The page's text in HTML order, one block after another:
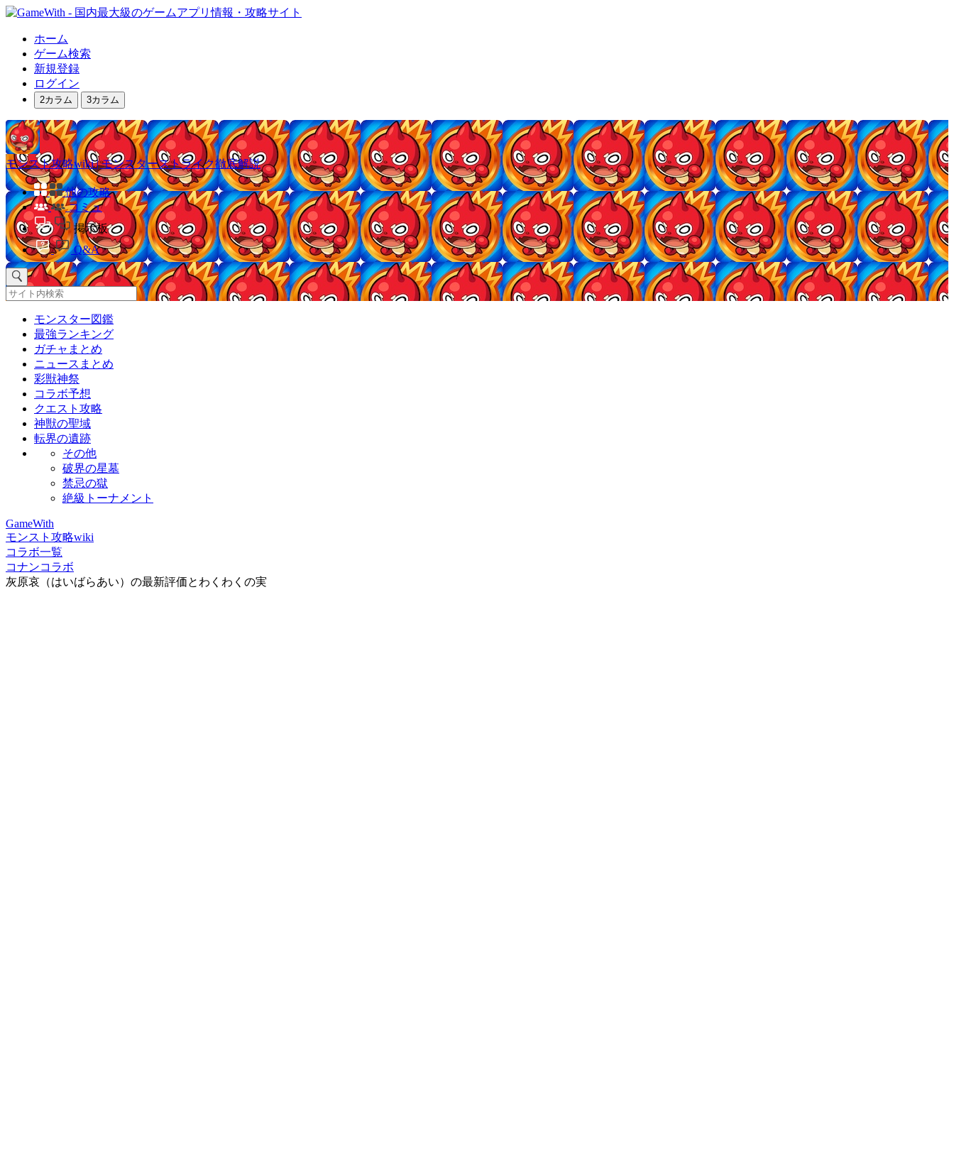
ホーム
ゲーム検索
新規登録
ログイン
2カラム 3カラム
モンスト攻略wiki | モンスターストライク徹底解説
他の攻略
コミュ
掲示板
Q&A
モンスター図鑑
最強ランキング
ガチャまとめ
ニュースまとめ
彩獣神祭
コラボ予想
クエスト攻略
神獣の聖域
転界の遺跡
その他
破界の星墓
禁忌の獄
絶級トーナメント
GameWith
モンスト攻略wiki
コラボ一覧
コナンコラボ
灰原哀（はいばらあい）の最新評価とわくわくの実